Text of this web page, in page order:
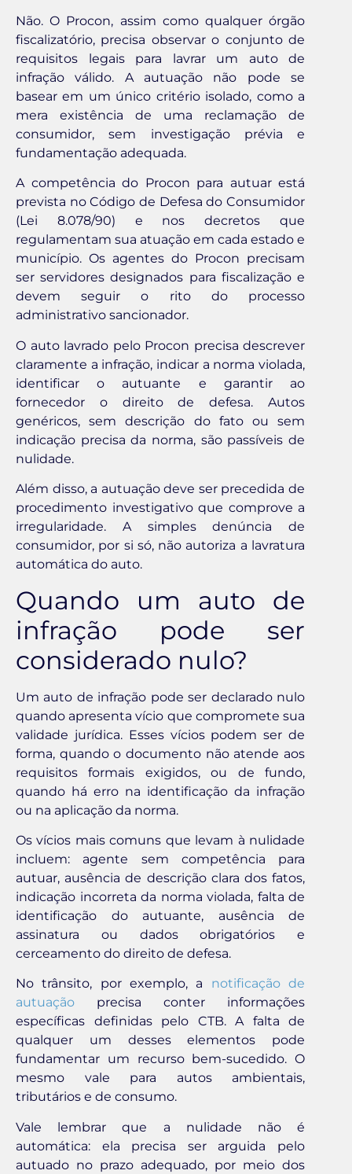
Não. O Procon, assim como qualquer órgão
fiscalizatório, precisa observar o conjunto de
requisitos legais para lavrar um auto de
infração válido. A autuação não pode se
basear em um único critério isolado, como a
mera existência de uma reclamação de
consumidor, sem investigação prévia e
fundamentação adequada.
A competência do Procon para autuar está
prevista no Código de Defesa do Consumidor
(Lei 8.078/90) e nos decretos que
regulamentam sua atuação em cada estado e
município. Os agentes do Procon precisam
ser servidores designados para fiscalização e
devem seguir o rito do processo
administrativo sancionador.
O auto lavrado pelo Procon precisa descrever
claramente a infração, indicar a norma violada,
identificar o autuante e garantir ao
fornecedor o direito de defesa. Autos
genéricos, sem descrição do fato ou sem
indicação precisa da norma, são passíveis de
nulidade.
Além disso, a autuação deve ser precedida de
procedimento investigativo que comprove a
irregularidade. A simples denúncia de
consumidor, por si só, não autoriza a lavratura
automática do auto.
Quando um auto de
infração pode ser
considerado nulo?
Um auto de infração pode ser declarado nulo
quando apresenta vício que compromete sua
validade jurídica. Esses vícios podem ser de
forma, quando o documento não atende aos
requisitos formais exigidos, ou de fundo,
quando há erro na identificação da infração
ou na aplicação da norma.
Os vícios mais comuns que levam à nulidade
incluem: agente sem competência para
autuar, ausência de descrição clara dos fatos,
indicação incorreta da norma violada, falta de
identificação do autuante, ausência de
assinatura ou dados obrigatórios e
cerceamento do direito de defesa.
No trânsito, por exemplo, a notificação de
autuação precisa conter informações
específicas definidas pelo CTB. A falta de
qualquer um desses elementos pode
fundamentar um recurso bem-sucedido. O
mesmo vale para autos ambientais,
tributários e de consumo.
Vale lembrar que a nulidade não é
automática: ela precisa ser arguida pelo
autuado no prazo adequado, por meio dos